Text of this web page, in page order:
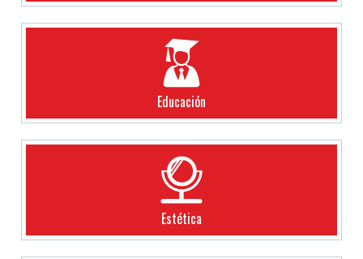
Educación
Estética